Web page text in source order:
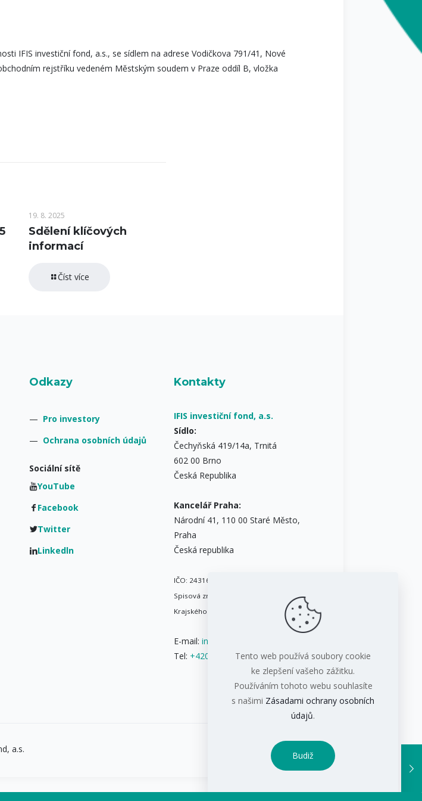
IFIS investiční fond, a.s., se sídlem na adrese Vodičkova 791/41, Nové
rejstříku vedeném Městským soudem v Praze oddíl B, vložka
19. 8. 2025
Sdělení klíčových
informací
Číst více
Odkazy
— Pro investory
— Ochrana osobních údajů
Sociální sítě
YouTube
Facebook
Twitter
Linkedln
Kontakty
IFIS investiční fond, a.s.
Sídlo:
Čechyňská 419/14a, Trnitá
602 00 Brno
Česká Republika
Kancelář Praha:
Národní 41, 110 00 Staré Město,
Praha
Česká republika
IČO: 24316717
Spisová značka: B 8086 vedená u
Krajského soudu v Brně
E-mail: info@ifis.cz
Tel: +420 543 211 084
a.s.
Tento web používá soubory cookie
ke zlepšení vašeho zážitku.
Používáním tohoto webu souhlasíte
s našimi Zásadami ochrany osobních
údajů.
Budiž